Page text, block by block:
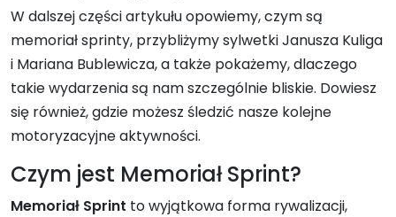
W dalszej części artykułu opowiemy, czym są
memoriał sprinty, przybliżymy sylwetki Janusza Kuliga
i Mariana Bublewicza, a także pokażemy, dlaczego
takie wydarzenia są nam szczególnie bliskie. Dowiesz
się również, gdzie możesz śledzić nasze kolejne
motoryzacyjne aktywności.
Czym jest Memoriał Sprint?
Memoriał Sprint to wyjątkowa forma rywalizacji,